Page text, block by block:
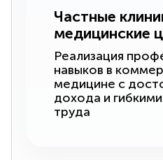
Частные
медицинские
Реализация
навыков в
медицине с
дохода и
труда